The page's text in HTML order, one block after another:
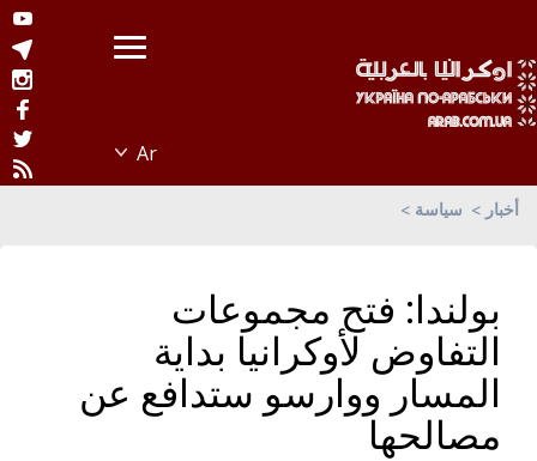
أخبار سياسة
بولندا: فتح مجموعات
التفاوض لأوكرانيا بداية
المسار ووارسو ستدافع عن
مصالحها